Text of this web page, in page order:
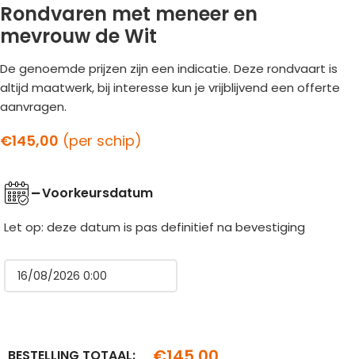
Rondvaren met meneer en
mevrouw de Wit
De genoemde prijzen zijn een indicatie. Deze rondvaart is
altijd maatwerk, bij interesse kun je vrijblijvend een offerte
aanvragen.
€145,00 (per schip)
Voorkeursdatum
Let op: deze datum is pas definitief na bevestiging